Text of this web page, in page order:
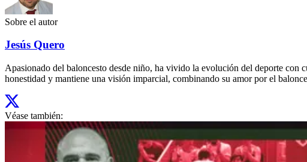
Sobre el autor
Jesús Quero
Apasionado del baloncesto desde niño, ha vivido la evolución del deporte
honestidad y mantiene una visión imparcial, combinando su amor por el
Véase también: